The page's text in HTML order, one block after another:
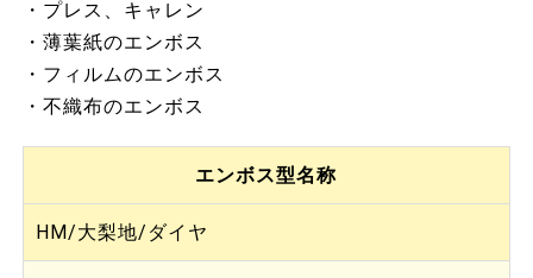
・プレス、キャレン
・薄葉紙のエンボス
・フィルムのエンボス
・不織布のエンボス
エンボス型名称
HM/大梨地/ダイヤ